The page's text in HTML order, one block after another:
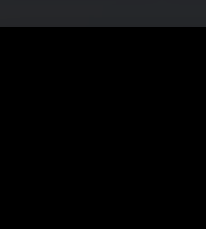
Ähnliche Künstler wie